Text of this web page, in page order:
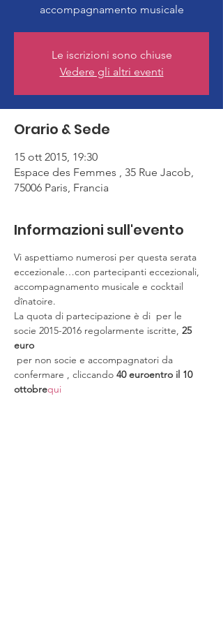
accompagnamento musicale
Le iscrizioni sono chiuse
Vedere gli altri eventi
Orario & Sede
15 ott 2015, 19:30
Espace des Femmes , 35 Rue Jacob,
75006 Paris, Francia
Informazioni sull'evento
Vi aspettiamo numerosi per questa serata
eccezionale…con partecipanti eccezionali,
accompagnamento musicale e cocktail
dînatoire.
La quota di partecipazione è di per le
socie 2015-2016 regolarmente iscritte, 25
euro
confermare , cliccando 40 euroentro il 10
ottobrequi